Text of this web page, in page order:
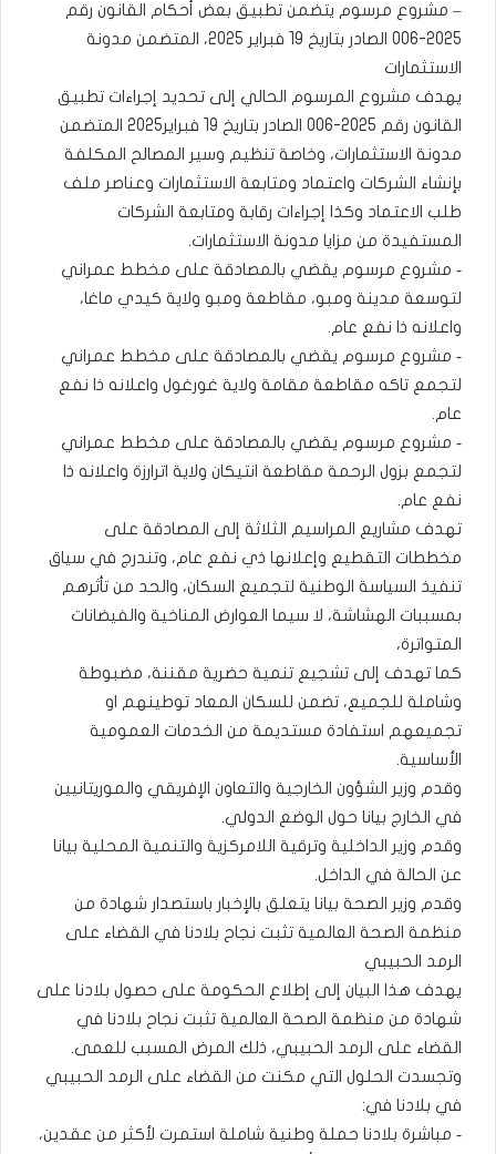
– مشروع مرسوم يتضمن تطبيق بعض أحكام القانون رقم
2025-006 الصادر بتاريخ 19 فبراير 2025، المتضمن مدونة
الاستثمارات
يهدف مشروع المرسوم الحالي إلى تحديد إجراءات تطبيق
القانون رقم 2025-006 الصادر بتاريخ 19 فبراير2025 المتضمن
مدونة الاستثمارات، وخاصة تنظيم وسير المصالح المكلفة
بإنشاء الشركات واعتماد ومتابعة الاستثمارات وعناصر ملف
طلب الاعتماد وكذا إجراءات رقابة ومتابعة الشركات
المستفيدة من مزايا مدونة الاستثمارات.
‐ مشروع مرسوم يقضي بالمصادقة على مخطط عمراني
لتوسعة مدينة ومبو، مقاطعة ومبو ولاية كيدي ماغا،
واعلانه ذا نفع عام.
‐ مشروع مرسوم يقضي بالمصادقة على مخطط عمراني
لتجمع تاكه مقاطعة مقامة ولاية غورغول واعلانه ذا نفع
عام.
‐ مشروع مرسوم يقضي بالمصادقة على مخطط عمراني
لتجمع بزول الرحمة مقاطعة انتيكان ولاية اترارزة واعلانه ذا
نفع عام.
تهدف مشاريع المراسيم الثلاثة إلى المصادقة على
مخططات التقطيع وإعلانها ذي نفع عام، وتندرج في سياق
تنفيذ السياسة الوطنية لتجميع السكان، والحد من تأثرهم
بمسببات الهشاشة، لا سيما العوارض المناخية والفيضانات
المتواترة،
كما تهدف إلى تشجيع تنمية حضرية مقننة، مضبوطة
وشاملة للجميع، تضمن للسكان المعاد توطينهم او
تجميعهم استفادة مستديمة من الخدمات العمومية
الأساسية.
وقدم وزير الشؤون الخارجية والتعاون الإفريقي والموريتانيين
في الخارج بيانا حول الوضع الدولي.
وقدم وزير الداخلية وترقية اللامركزية والتنمية المحلية بيانا
عن الحالة في الداخل.
وقدم وزير الصحة بيانا يتعلق بالإخبار باستصدار شهادة من
منظمة الصحة العالمية تثبت نجاح بلادنا في القضاء على
الرمد الحبيبي
يهدف هذا البيان إلى إطلاع الحكومة على حصول بلادنا على
شهادة من منظمة الصحة العالمية تثبت نجاح بلادنا في
القضاء على الرمد الحبيبي، ذلك المرض المسبب للعمى.
وتجسدت الحلول التي مكنت من القضاء على الرمد الحبيبي
في بلادنا في:
‐ مباشرة بلادنا حملة وطنية شاملة استمرت لأكثر من عقدين،